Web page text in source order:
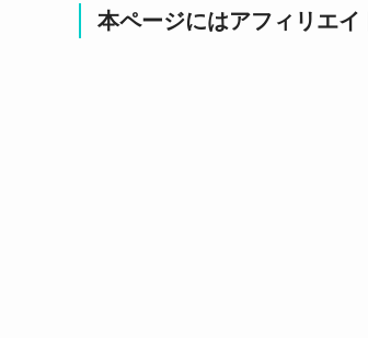
本ページにはアフィリエイ